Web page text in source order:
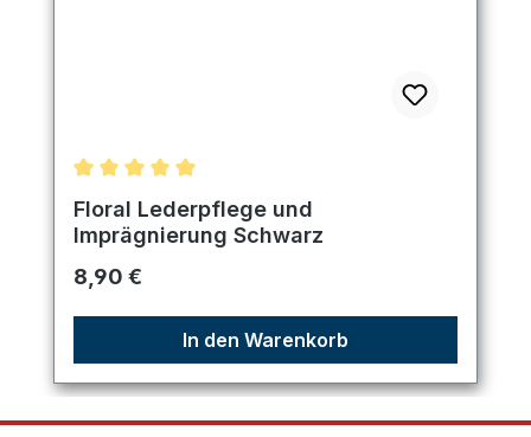
Durchschnittliche Bewertung von 5 von 5 Sternen
Floral Lederpflege und
Imprägnierung Schwarz
Regulärer Preis:
8,90 €
In den Warenkorb